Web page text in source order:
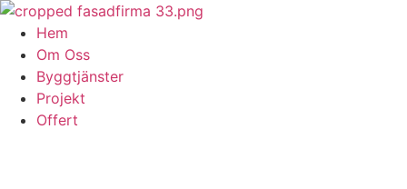
Skip
content
Hem
Om Oss
Byggtjänster
Projekt
Offert